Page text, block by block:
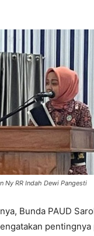
Ny RR Indah Dewi Pangesti
Bunda PAUD
pentingnya